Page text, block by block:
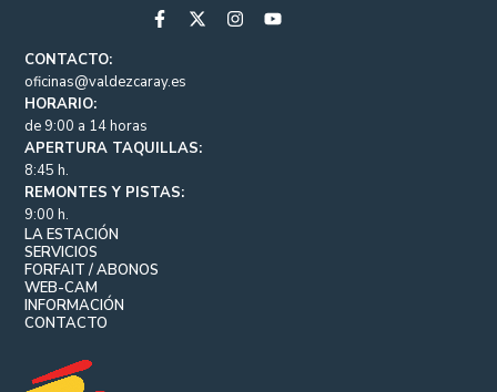
CONTACTO:
oficinas@valdezcaray.es
HORARIO:
de 9:00 a 14 horas
APERTURA TAQUILLAS:
8:45 h.
REMONTES Y PISTAS:
9:00 h.
LA ESTACIÓN
SERVICIOS
FORFAIT / ABONOS
WEB-CAM
INFORMACIÓN
CONTACTO